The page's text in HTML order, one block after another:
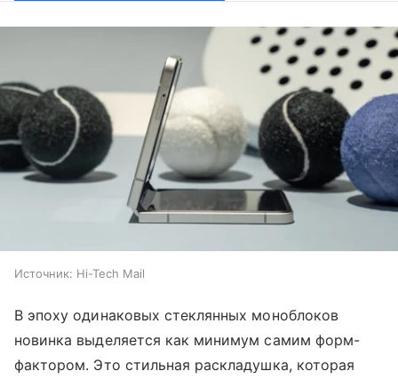
Источник: Hi-Tech Mail
В эпоху одинаковых стеклянных моноблоков
новинка выделяется как минимум самим форм-
фактором. Это стильная раскладушка, которая